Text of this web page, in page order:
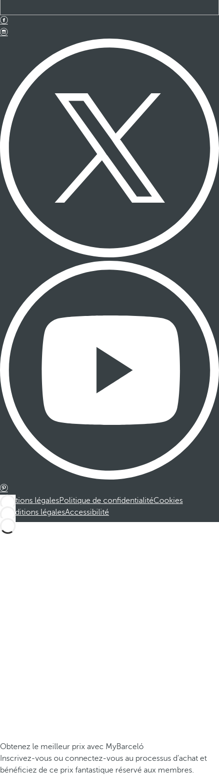
Mentions légalesPolitique de confidentialitéCookies
Conditions légalesAccessibilité
Obtenez le meilleur prix avec MyBarceló
Inscrivez-vous ou connectez-vous au processus d’achat et
bénéficiez de ce prix fantastique réservé aux membres.